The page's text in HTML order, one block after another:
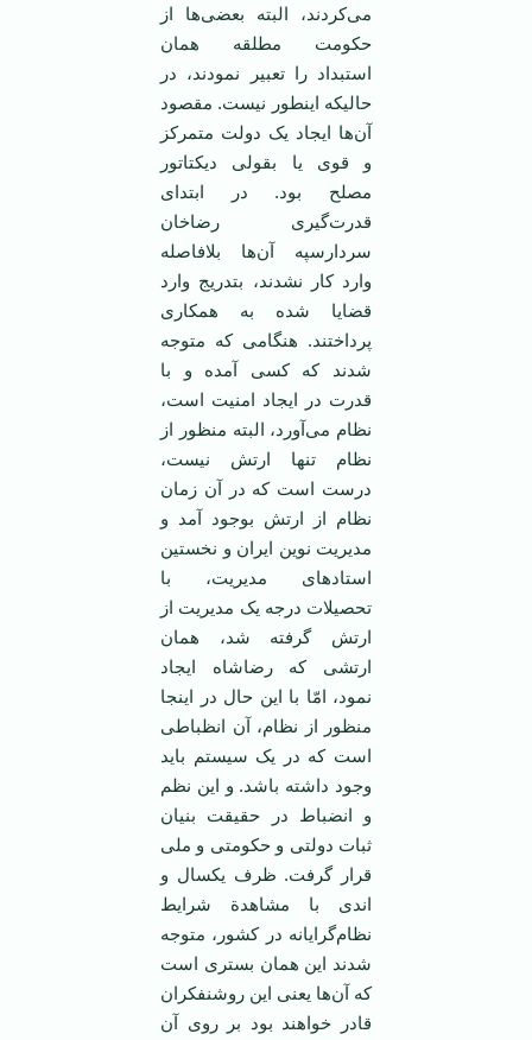
می‌کردند، البته‌ بعضی‌ها از
حکومت‌ مطلقه‌ همان‌
استبداد را تعبیر نمودند، در
حالیکه‌ اینطور نیست‌. مقصود
آن‌ها ایجاد یک‌ دولت‌ متمرکز
و قوی‌ یا بقولی ‌دیکتاتور
مصلح‌ بود. در ابتدای‌
قدرت‌گیری‌ رضاخان
سردارسپه‌ آن‌ها بلافاصله‌
وارد کار نشدند، بتدریج‌ وارد
قضایا شده‌ به‌ همکاری‌
پرداختند. هنگامی‌ که‌ متوجه‌
شدند که‌ کسی‌ آمده‌ و با
قدرت‌ در ایجاد امنیت‌ است‌،
نظام‌ می‌آورد، البته‌ منظور از
نظام‌ تنها ارتش‌ نیست‌،
درست‌ است‌ که‌ در آن‌ زمان
‌نظام‌ از ارتش‌ بوجود آمد و
مدیریت‌ نوین‌ ایران‌ و نخستین‌
استادهای‌ مدیریت‌، با
تحصیلات ‌درجه‌ یک‌ مدیریت‌ از
ارتش‌ گرفته‌ شد، همان‌
ارتشی‌ که‌ رضاشاه‌ ایجاد
نمود، امّا با این‌ حال‌ در اینجا
منظور از نظام‌، آن‌ انظباطی‌
است‌ که‌ در یک‌ سیستم‌ باید
وجود داشته‌ باشد. و این‌ نظم‌
و انضباط‌ در حقیقت‌ بنیان‌
ثبات‌ دولتی‌ و حکومتی‌ و ملی
قرار گرفت‌. ظرف‌ یکسال‌ و
اندی‌ با مشاهدة‌ شرایط‌
نظام‌گرایانه‌ در کشور، متوجه‌
شدند این‌ همان‌ بستری‌ است‌
که‌ آن‌ها یعنی‌ این‌ روشنفکران‌
قادر خواهند بود بر روی‌ آن‌